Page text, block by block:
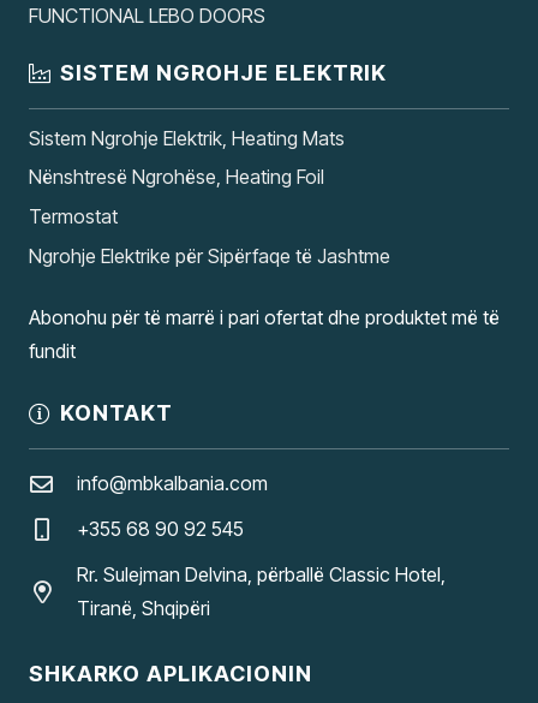
FUNCTIONAL LEBO DOORS
SISTEM NGROHJE ELEKTRIK
Sistem Ngrohje Elektrik, Heating Mats
Nënshtresë Ngrohëse, Heating Foil
Termostat
Ngrohje Elektrike për Sipërfaqe të Jashtme
Abonohu për të marrë i pari ofertat dhe produktet më të
fundit
KONTAKT
info@mbkalbania.com
+355 68 90 92 545
Rr. Sulejman Delvina, përballë Classic Hotel,
Tiranë, Shqipëri
SHKARKO APLIKACIONIN